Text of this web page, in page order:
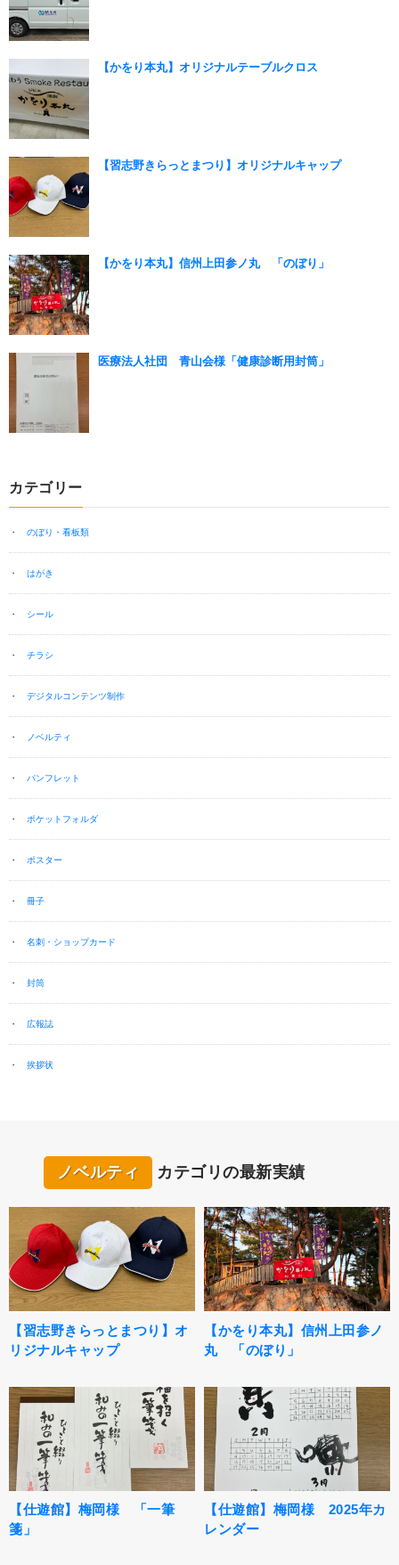
【かをり本丸】オリジナルテーブルクロス
【習志野きらっとまつり】オリジナルキャップ
【かをり本丸】信州上田参ノ丸 「のぼり」
医療法人社団 青山会様「健康診断用封筒」
カテゴリー
のぼり・看板類
はがき
シール
チラシ
デジタルコンテンツ制作
ノベルティ
パンフレット
ポケットフォルダ
ポスター
冊子
名刺・ショップカード
封筒
広報誌
挨拶状
ノベルティ カテゴリの最新実績
【習志野きらっとまつり】オ
リジナルキャップ
【かをり本丸】信州上田参ノ
丸 「のぼり」
【仕遊館】梅岡様 「一筆
箋」
【仕遊館】梅岡様 2025年カ
レンダー